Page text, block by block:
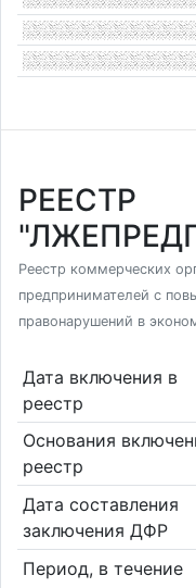
РЕЕСТР
Реестр коммерческих
предпринимателей с
правонарушений в
Дата включения в
реестр
Основания
реестр
Дата составления
заключения ДФР
Период, в течение